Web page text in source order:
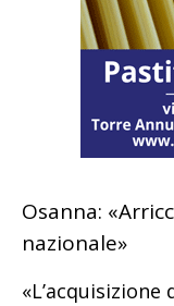
Osanna:
nazionale»